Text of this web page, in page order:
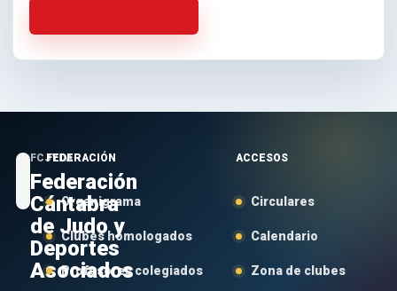
FCJYDA
Federación
Cántabra
de Judo y
Deportes
Asociados
FEDERACIÓN
Organigrama
Clubes homologados
Profesores colegiados
ACCESOS
Circulares
Calendario
Zona de clubes